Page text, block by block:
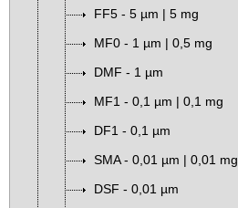
FF5 - 5 µm | 5 mg
MF0 - 1 µm | 0,5 mg
DMF - 1 µm
MF1 - 0,1 µm | 0,1 mg
DF1 - 0,1 µm
SMA - 0,01 µm | 0,01 mg
DSF - 0,01 µm